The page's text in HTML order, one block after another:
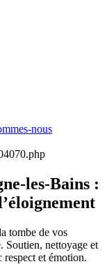
nous
les-Bains :
tombe de vos
Soutien, nettoyage et
et émotion.